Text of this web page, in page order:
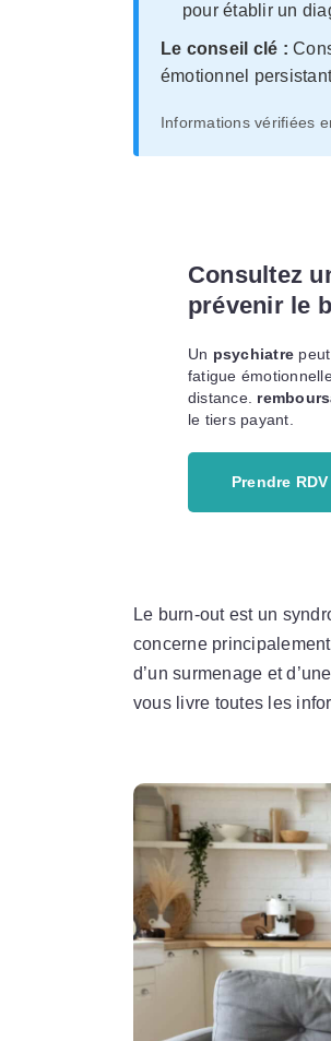
pour établir un
Le conseil clé :
émotionnel
Informations vérifiées
Consultez
prévenir le
Un psychiatre
fatigue
distance.
le tiers payant.
Prendre RDV
Le burn-out est un
concerne
d’un surmenage et
vous livre toutes les